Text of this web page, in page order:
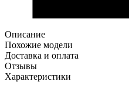
Описание
Похожие модели
Доставка и оплата
Отзывы
Характеристики